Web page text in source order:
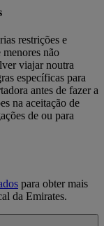
restrições e
não
viajar noutra
específicas para
antes de fazer a
na aceitação de
de ou para
para obter mais
da Emirates.